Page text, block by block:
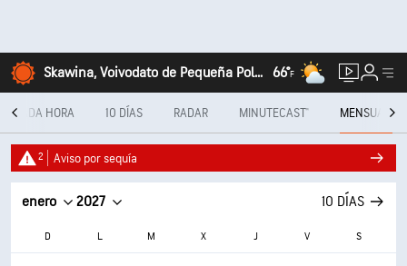
Skawina, Voivodato de Pequeña Polonia 66°F
CADA HORA 10 DÍAS RADAR MINUTECAST® MENSUAL
2 Aviso por sequía
enero 2027 10 DÍAS
D L M X J V S